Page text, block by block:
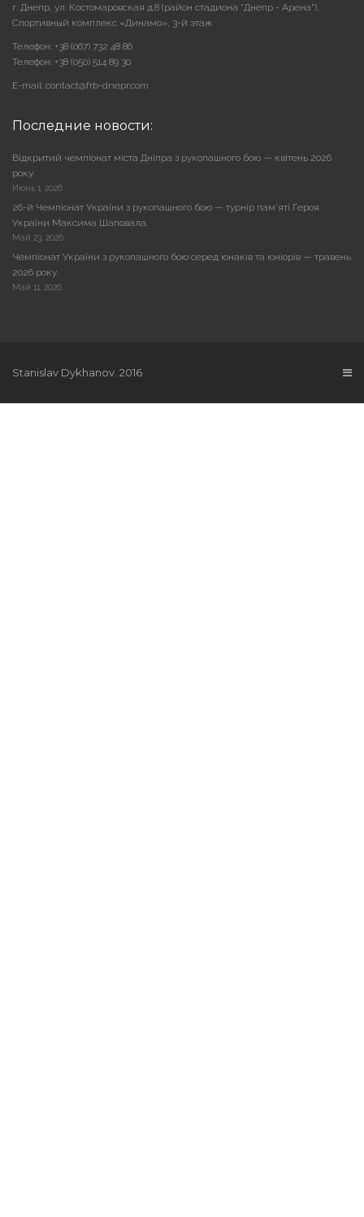
г. Днепр, ул. Костомаровская д.8 (район стадиона "Днепр - Арена"),
Cпортивный комплекс «Динамо», 3-й этаж
Телефон: +38 (067) 732 48 86
Телефон: +38 (050) 514 89 30
E-mail: contact@frb-dnepr.com
Последние новости:
Відкритий чемпіонат міста Дніпра з рукопашного бою — квітень 2026
року.
Июнь 1, 2026
26-й Чемпіонат України з рукопашного бою — турнір пам’яті Героя
України Максима Шаповала.
Май 23, 2026
Чемпіонат України з рукопашного бою серед юнаків та юніорів — травень
2026 року.
Май 11, 2026
Stanislav Dykhanov. 2016